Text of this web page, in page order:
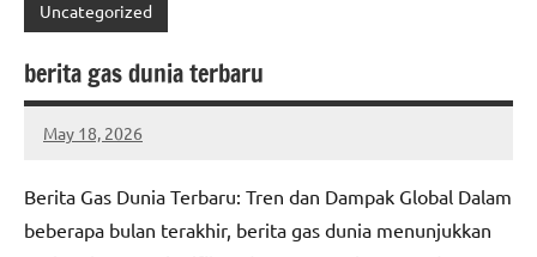
Uncategorized
berita gas dunia terbaru
May 18, 2026
adminbuc
Berita Gas Dunia Terbaru: Tren dan Dampak Global Dalam
beberapa bulan terakhir, berita gas dunia menunjukkan